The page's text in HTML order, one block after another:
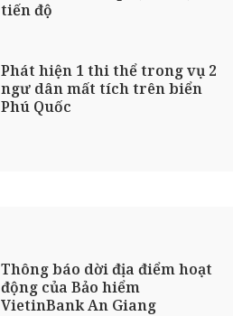
tiến độ
Phát hiện 1 thi thể trong vụ 2
ngư dân mất tích trên biển
Phú Quốc
Thông báo dời địa điểm hoạt
động của Bảo hiểm
VietinBank An Giang